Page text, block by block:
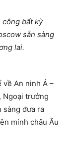
công bất kỳ
sẵn sàng
lai.
về An ninh Á –
Ngoại trưởng
sàng đưa ra
minh châu Âu